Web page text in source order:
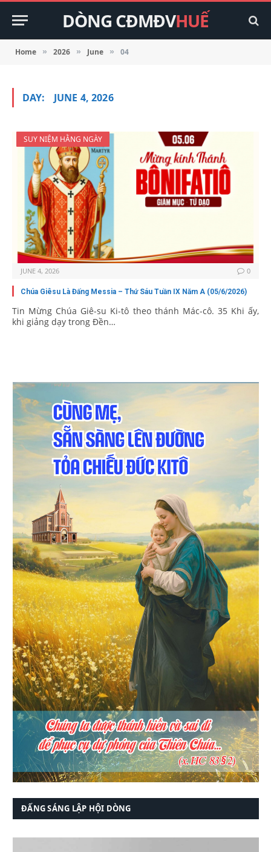
DÒNG CĐMĐVHUẾ
Home » 2026 » June » 04
DAY: JUNE 4, 2026
SUY NIỆM HẰNG NGÀY
JUNE 4, 2026 0
Chúa Giêsu Là Đấng Messia – Thứ Sáu Tuần IX Năm A (05/6/2026)
Tin Mừng Chúa Giê-su Ki-tô theo thánh Mác-cô. 35 Khi ấy,
khi giảng dạy trong Đền…
ĐẤNG SÁNG LẬP HỘI DÒNG